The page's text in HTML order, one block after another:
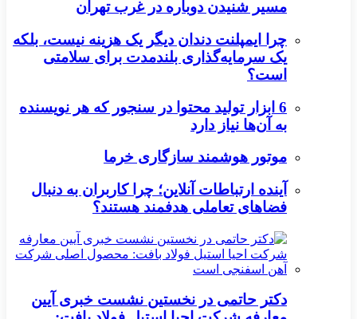
مسیر شنیدن دوباره در غرب تهران
چرا ایمپلنت دندان دیگر یک هزینه نیست، بلکه
یک سرمایه‌گذاری بلندمدت برای سلامتی
است؟
6 ابزار تولید محتوا در سنجور که هر نویسنده
به آن‌ها نیاز دارد
موتور هوشمند سازگاری خرما
آینده ارتباطات آنلاین؛ چرا کاربران به دنبال
فضاهای تعاملی هدفمند هستند؟
دکتر حاتمی در نخستین نشست خبری آیین